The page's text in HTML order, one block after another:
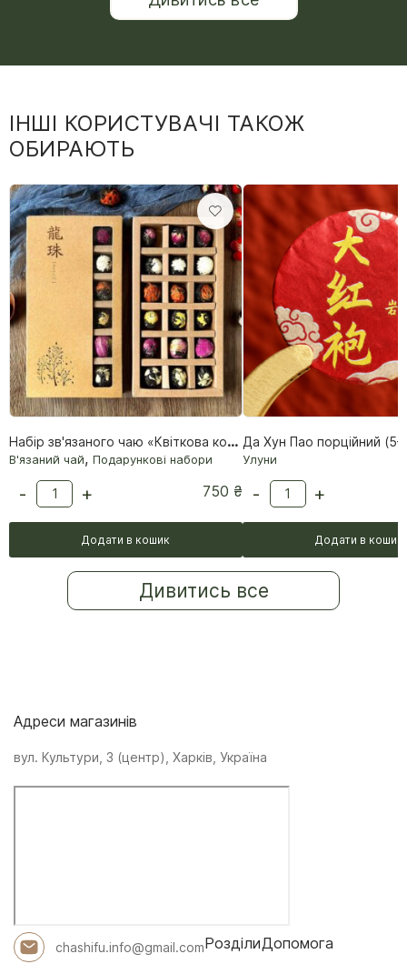
ІНШІ КОРИСТУВАЧІ ТАКОЖ
ОБИРАЮТЬ
Набір зв'язаного чаю «Квіткова колекція» (18 кульок)
В'язаний чай, Подарункові набори
750 ₴
- +
Додати в кошик
Да Хун Пао порційний
Улуни
- +
Додати в кошик
Дивитись все
Адреси магазинів
вул. Культури, 3 (центр), Харків, Україна
chashifu.info@gmail.comРозділиДопомога